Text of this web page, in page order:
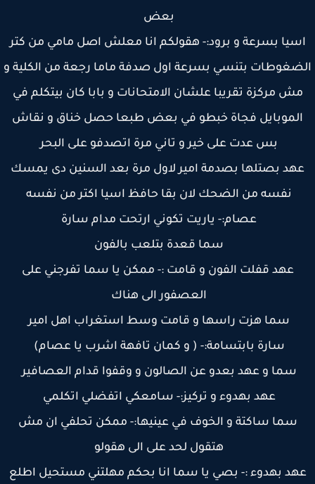
بعض
بسرعة و برود:- هقولكم انا معلش اصل مامي من كتر
بتنسي بسرعة اول صدفة ماما رجعة من الكلية و
مش مركزة تقريبا علشان الامتحانات و بابا كان بيتكلم في
الموبايل فجاة خبطو في بعض طبعا حصل خناق و نقاش
بس عدت على خير و تاني مرة اتصدفو على البحر
بصتلها بصدمة امير لاول مرة بعد السنين دى يمسك
نفسه من الضحك لان بقا حافظ اسيا اكتر من نفسه
عصام:- ياريت تكوني ارتحت مدام سارة
سما قعدة بتلعب بالفون
عهد قفلت الفون و قامت :- ممكن يا سما تفرجني على
العصفور الى هناك
سما هزت راسها و قامت وسط استغراب اهل امير
سارة بابتسامة:- ( و كمان تافهة اشرب يا عصام)
سما و عهد بعدو عن الصالون و وقفوا قدام العصافير
عهد بهدوء و تركيز:- سامعكي اتفضلي اتكلمي
سما ساكتة و الخوف في عينيها:- ممكن تحلفي ان مش
هتقول لحد على الى هقولو
بهدوء :- بصي يا سما انا بحكم مهلتني مستحيل اطلع